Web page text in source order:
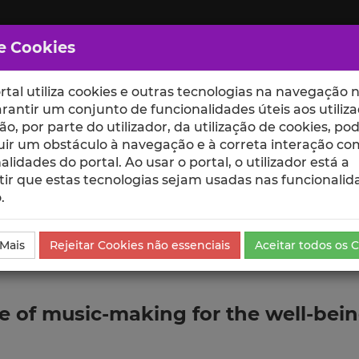
ESCOLAS UNIDADES
of music-making for the well-
Cookies
utiliza cookies e outras tecnologias na navegação
um conjunto de funcionalidades úteis aos
por parte do utilizador, da utilização de cookies,
um obstáculo à navegação e à correta interação
do portal. Ao usar o portal, o utilizador está a
que estas tecnologias sejam usadas nas
Rejeitar Cookies não essenciais Aceitar todos os